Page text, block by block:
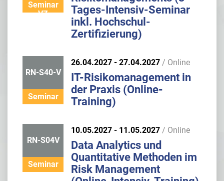
VZ
Seminar
Tages-Intensiv-Seminar
inkl. Hochschul-
Zertifizierung)
RN-S40-V
Seminar
26.04.2027 - 27.04.2027 / Online
IT-Risikomanagement in
der Praxis (Online-
Training)
RN-S04V
Seminar
10.05.2027 - 11.05.2027 / Online
Data Analytics und
Quantitative Methoden im
Risk Management